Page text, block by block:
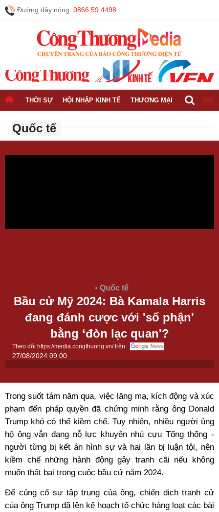
Đường dây nóng: 0866.59.4498
THỜI SỰ HỘI NHẬP KINH TẾ THƯƠNG MẠI CÔNG
Quốc tế
Quốc tế
Bầu cử Mỹ 2024: Bà Kamala Harris
đang đánh cược với 'số phận'
bằng ‘đòn lạc quan'?
Theo dõi https://media.congthuong.vn/ trên
27/08/2024 09:00
Trong suốt tám năm qua, việc lăng mạ, kích động và xúc
phạm đến pháp quyền đã chứng minh rằng ông Donald
Trump khó có thể kiềm chế. Tuy nhiên, nhiều người ủng
hộ ông vẫn đang nỗ lực khuyên nhủ cựu Tổng thống -
người từng bị kết án hình sự và hai lần bị luận tội, nên
kiềm chế những hành động gây tranh cãi nếu không
muốn thất bại trong cuộc bầu cử năm 2024.
Để củng cố sự tập trung của ông, chiến dịch tranh cử
của ông Trump đã lên kế hoạch tổ chức hàng loạt các bài